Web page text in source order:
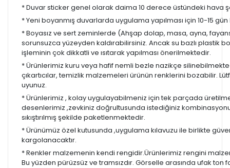
* Duvar sticker genel olarak daima 10 derece üstündeki hava
* Yeni boyanmış duvarlarda uygulama yapılması için 10-15
* Boyasız ve sert zeminlerde (Ahşap dolap, masa, ayna,
sorunsuzca yüzeyden kaldırabilirsiniz. Ancak su bazlı plastik
işleminin çok dikkatli ve ısıtarak yapılması önerilmektedir.
* Ürünlerimiz kuru veya hafif nemli bezle nazikçe
çıkartıcılar, temizlik malzemeleri ürünün renklerini bozabilir.
uyunuz.
* Ürünlerimiz , kolay uygulayabilmeniz için tek parçada
desenlerimiz ,zevkiniz doğrultusunda istediğiniz
sıkıştırılmış şekilde paketlenmektedir.
* Ürünümüz özel kutusunda ,uygulama kılavuzu ile birlikte
kargolanacaktır.
* Renkler malzemenin kendi rengidir.Ürünlerimiz rengini
Bu yüzden pürüzsüz ve tramsızdır. Görselle arasında ufak ton